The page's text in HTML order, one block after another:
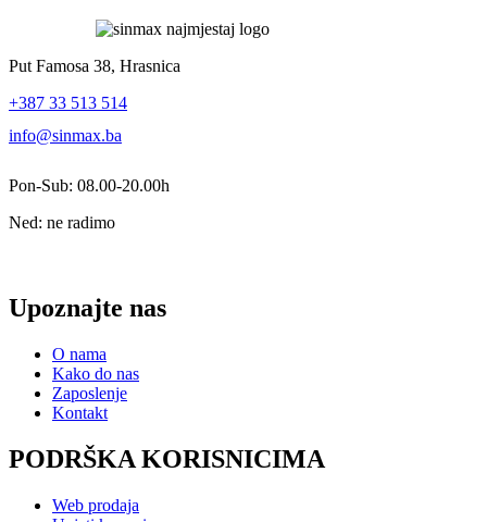
Put Famosa 38, Hrasnica
+387 33 513 514
info@sinmax.ba
Pon-Sub: 08.00-20.00h
Ned: ne radimo
Upoznajte nas
O nama
Kako do nas
Zaposlenje
Kontakt
PODRŠKA KORISNICIMA
Web prodaja